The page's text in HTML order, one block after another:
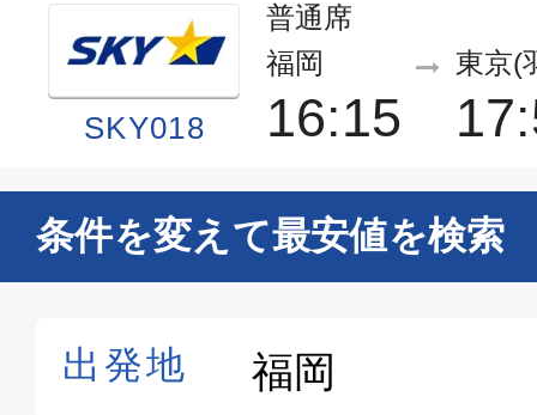
SKY018
普通席
福岡
16:15
東京(
普通席
条件を変えて最安値を検索